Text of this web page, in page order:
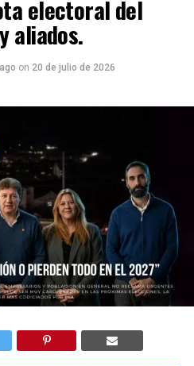
electoral del
aliados.
on 20 de julio de 2026